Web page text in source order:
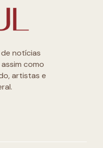
notícias
como
artistas e